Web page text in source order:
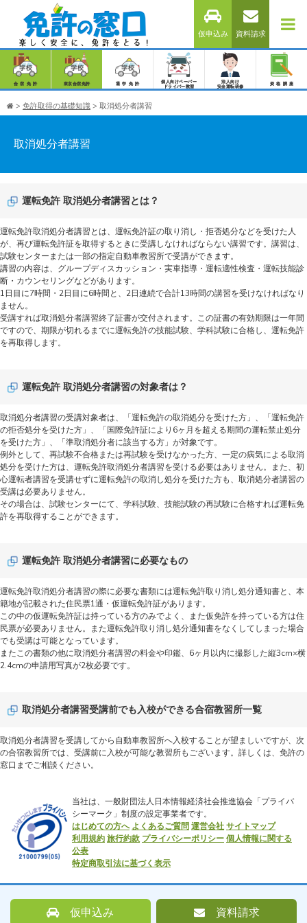
仮申込み 資料請求
合宿免許 東京合宿免許 通学免許
個人向けペーパー
ドライバー教習
法人向け
安全運転研修
資格講座
> 免許取得の基礎知識 > 取消処分者講習
取消処分者講習
運転免許 取消処分者講習とは？
運転免許取消処分者講習とは、運転免許証の取り消し・拒否処分などを受けた人
が、再び運転免許証を取得するときに受講しなければならない講習です。講習は、
試験センターまたは一部の指定自動車教習所で受講ができます。
講習の内容は、グループディスカッション・実車指導・運転適性検査・運転技能診
断・カウンセリングなどがあります。
1日目に7時間・2日目に6時間と、2日連続で合計13時間の講習を受けなければなり
ません。
受講すれば取消処分者講習終了証書が交付されます。この証書の有効期限は一年間
ですので、期限が切れるまでに運転免許の技能試験、学科試験に合格し、運転免許
を再取得します。
運転免許 取消処分者講習の対象者は？
取消処分者講習の受講対象者は、「運転免許の取消処分を受けた方」、「運転免許
の拒否処分を受けた方」、「国際免許証により6ヶ月を超える期間の運転禁止処分
を受けた方」、「準取消処分者に該当する方」が対象です。
例外として、再試験不合格または再試験を受けなかった方、一定の病気による取消
処分を受けた方は、運転免許取消処分者講習を受ける必要はありません。また、初
心運転者講習を受講せずに運転免許の取消し処分を受けた方も、取消処分者講習の
受講は必要ありません。
その場合は、試験センターにて、学科試験、技能試験の再試験に合格すれば運転免
許を再取得することができます。
運転免許 取消処分者講習に必要なもの
運転免許取消処分者講習の際に必要な書類には運転免許取り消し処分通知書と、本
籍地が記載された住民票1通・仮運転免許証があります。
この中の仮運転免許証は持っている方のみでよく、また仮免許を持っている方は住
民票が必要ありません。また運転免許取り消し処分通知書をなくしてしまった場合
でも受講は可能となっています。
またこの書類の他に取消処分者講習の料金や印鑑、6ヶ月以内に撮影した縦3cm×横
2.4cmの申請用写真が2枚必要です。
取消処分者講習受講前でも入校ができる合宿教習所一覧
取消処分者講習を受講してから自動車教習所へ入校することが望ましいですが、次
の合宿教習所では、受講前に入校が可能な教習所もございます。詳しくは、免許の
窓口までご相談ください。
当社は、一般財団法人日本情報経済社会推進協会「プライバ
シーマーク」制度の設定事業者です。
はじめての方へ よくあるご質問 運営会社サイトマップ
利用規約旅行約款 プライバシーポリシー個人情報に関する
公表
特定商取引法に基づく表示
仮申込み 資料請求